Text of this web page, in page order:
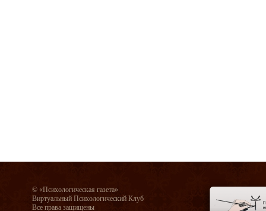
© «Психологическая газета»
Виртуальный Психологический Клуб
Все права защищены